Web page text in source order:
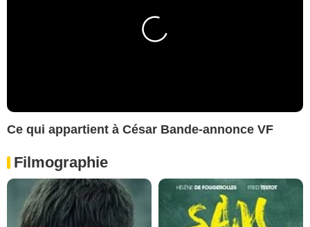
Ce qui appartient à César Bande-annonce VF
Filmographie